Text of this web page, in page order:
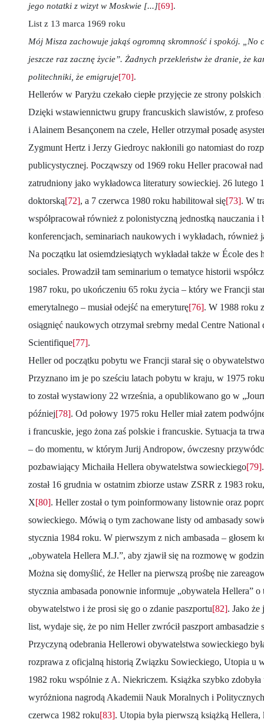
jego notatki z wizyt w Moskwie [...][69].
List z 13 marca 1969 roku
Mój Misza zachowuje jakąś ogromną skromność i spokój. „No
jeszcze raz zacznę życie”. Żadnych przekleństw że dranie, że
politechniki, że emigruje[70].
Hellerów w Paryżu czekało ciepłe przyjęcie ze strony
Dzięki wstawiennictwu grupy francuskich slawistów, z
i Alainem Besançonem na czele, Heller otrzymał posadę
Zygmunt Hertz i Jerzy Giedroyc nakłonili go natomiast do
publicystycznej. Począwszy od 1969 roku Heller pracował
zatrudniony jako wykładowca literatury sowieckiej. 26 lutego
doktorską[72], a 7 czerwca 1980 roku habilitował się[73]. W
współpracował również z polonistyczną jednostką nauczania i
konferencjach, seminariach naukowych i wykładach, również
Na początku lat osiemdziesiątych wykładał także w École des
sociales. Prowadził tam seminarium o tematyce historii
1987 roku, po ukończeniu 65 roku życia – który we Francji
emerytalnego – musiał odejść na emeryturę[76]. W 1988 roku
osiągnięć naukowych otrzymał srebrny medal Centre National
Scientifique[77].
Heller od początku pobytu we Francji starał się o
Przyznano im je po sześciu latach pobytu w kraju, w 1975
to został wystawiony 22 września, a opublikowano go w
później[78]. Od połowy 1975 roku Heller miał zatem
i francuskie, jego żona zaś polskie i francuskie. Sytuacja ta
– do momentu, w którym Jurij Andropow, ówczesny
pozbawiający Michaiła Hellera obywatelstwa sowieckiego[79]
został 16 grudnia w ostatnim zbiorze ustaw ZSRR z 1983
X[80]. Heller został o tym poinformowany listownie oraz
sowieckiego. Mówią o tym zachowane listy od ambasady
stycznia 1984 roku. W pierwszym z nich ambasada – głosem
„obywatela Hellera M.J.”, aby zjawił się na rozmowę w
Można się domyślić, że Heller na pierwszą prośbę nie
stycznia ambasada ponownie informuje „obywatela Hellera” o
obywatelstwo i że prosi się go o zdanie paszportu[82]. Jako że
list, wydaje się, że po nim Heller zwrócił paszport ambasadzie
Przyczyną odebrania Hellerowi obywatelstwa sowieckiego
rozprawa z oficjalną historią Związku Sowieckiego, Utopia u
1982 roku wspólnie z A. Niekriczem. Książka szybko zdobyła
wyróżniona nagrodą Akademii Nauk Moralnych i
czerwca 1982 roku[83]. Utopia była pierwszą książką Hellera,